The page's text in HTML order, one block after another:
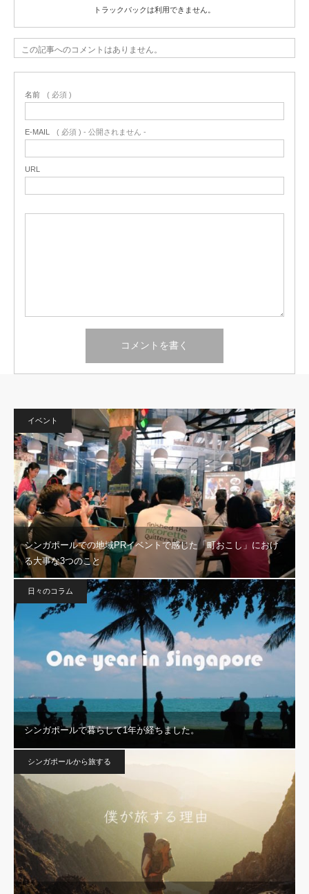
トラックバックは利用できません。
この記事へのコメントはありません。
名前 ( 必須 )
E-MAIL ( 必須 ) - 公開されません -
URL
イベント
シンガポールでの地域PRイベントで感じた「町おこし」におけ
る大事な3つのこと
日々のコラム
シンガポールで暮らして1年が経ちました。
シンガポールから旅する